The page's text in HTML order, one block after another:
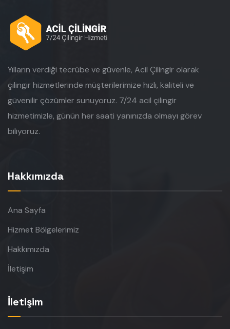
Yılların verdiği tecrübe ve güvenle, Acil Çilingir olarak
çilingir hizmetlerinde müşterilerimize hızlı, kaliteli ve
güvenilir çözümler sunuyoruz. 7/24 acil çilingir
hizmetimizle, günün her saati yanınızda olmayı görev
biliyoruz.
Hakkımızda
Ana Sayfa
Hizmet Bölgelerimiz
Hakkımızda
İletişim
İletişim